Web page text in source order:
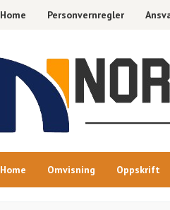
Home Personvernregler
Home Omvisning Oppskrift